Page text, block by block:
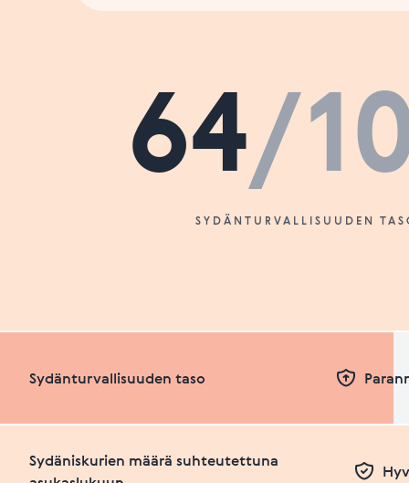
64/
SYDÄNTURVALLISUUDEN
Sydänturvallisuuden taso
Sydäniskurien määrä suhteutettuna